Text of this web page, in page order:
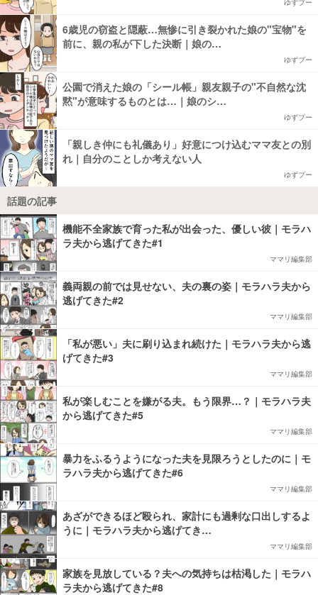
6歳児の窃盗と隠蔽…無惨に引き裂かれた娘の"宝物"を
前に、親の私が下した決断｜娘の…
ゆずプー
公園で消えた娘の「シール帳」親友親子の"不自然な沈
黙"が意味するものとは…｜娘のシ…
ゆずプー
「親しき仲にも礼儀あり」好意につけ込むママ友との別
れ｜自分のことしか考えない人
ゆずプー
話題の記事
機能不全家族で育った私が出会った、優しい彼｜モラハ
ラ夫から逃げてきた#1
ママリ編集部
義両親の前では見せない、夫の裏の姿｜モラハラ夫から
逃げてきた#2
ママリ編集部
「私が悪い」夫に刷り込まれ続けた｜モラハラ夫から逃
げてきた#3
ママリ編集部
私が楽しむことを嫌がる夫。もう限界…？｜モラハラ夫
から逃げてきた#5
ママリ編集部
暴力をふるうようになった夫を見限ろうとしたのに｜モ
ラハラ夫から逃げてきた#6
ママリ編集部
あざができるほど殴られ、家計にも過剰な口出しするよ
うに｜モラハラ夫から逃げてき…
ママリ編集部
家族を見放している？夫への気持ちは枯渇した｜モラハ
ラ夫から逃げてきた#8